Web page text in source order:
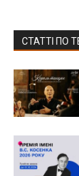
СТАТТІ ПО